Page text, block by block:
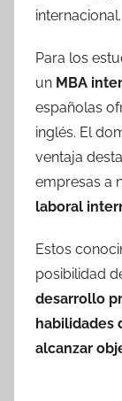
internacional.
Para los
un MBA
españolas
inglés. El
ventaja
empresas a
laboral
Estos
posibilidad
desarrollo
habilidades
alcanzar